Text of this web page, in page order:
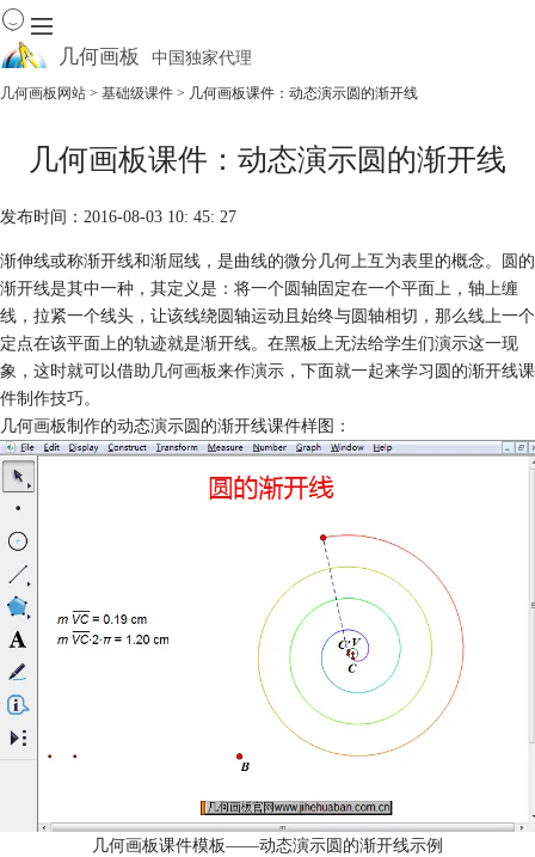
几何画板 中国独家代理
产品
资源中心
软件商城
几何画板网站 > 基础级课件 > 几何画板课件：动态演示圆的渐开线
几何画板课件：动态演示圆的渐开线
发布时间：2016-08-03 10: 45: 27
渐伸线或称渐开线和渐屈线，是曲线的微分几何上互为表里的概念。圆的
渐开线是其中一种，其定义是：将一个圆轴固定在一个平面上，轴上缠
线，拉紧一个线头，让该线绕圆轴运动且始终与圆轴相切，那么线上一个
定点在该平面上的轨迹就是渐开线。在黑板上无法给学生们演示这一现
象，这时就可以借助 几何画板来作演示，下面就一起来学习圆的渐开线课
件制作技巧。
几何画板制作的动态演示圆的渐开线课件样图：
几何画板课件模板——动态演示圆的渐开线示例